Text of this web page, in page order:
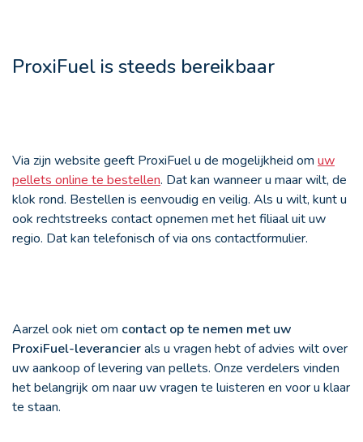
ProxiFuel is steeds bereikbaar
Via zijn website geeft ProxiFuel u de mogelijkheid om uw
pellets online te bestellen. Dat kan wanneer u maar wilt, de
klok rond. Bestellen is eenvoudig en veilig. Als u wilt, kunt u
ook rechtstreeks contact opnemen met het filiaal uit uw
regio. Dat kan telefonisch of via ons contactformulier.
Aarzel ook niet om contact op te nemen met uw
ProxiFuel-leverancierals u vragen hebt of advies wilt over
uw aankoop of levering van pellets. Onze verdelers vinden
het belangrijk om naar uw vragen te luisteren en voor u klaar
te staan.